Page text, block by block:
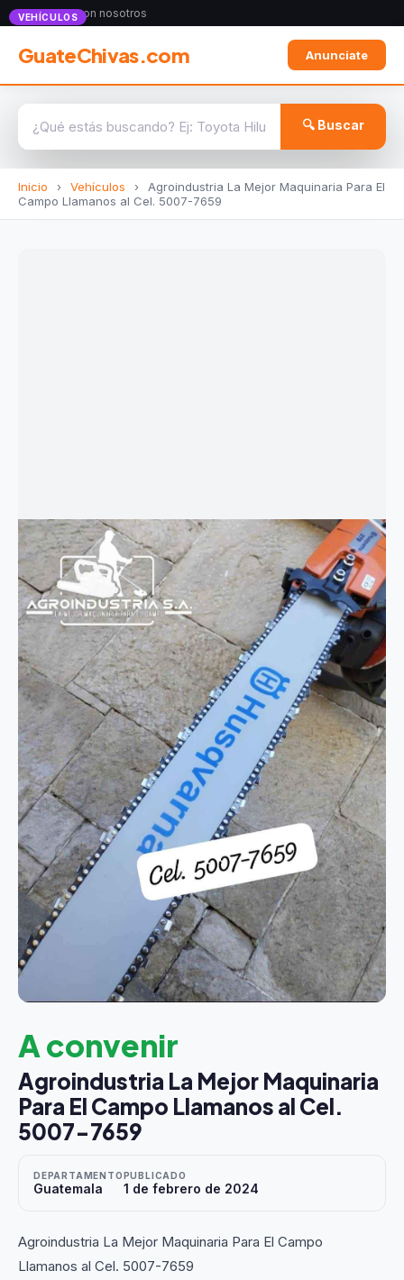
Anunciate con nosotros
GuateChivas.com Anunciate
🔍 Buscar
Inicio › Vehículos ›
Agroindustria La Mejor Maquinaria Para El
Campo Llamanos al Cel. 5007-7659
VEHÍCULOS
A convenir
Agroindustria La Mejor Maquinaria
Para El Campo Llamanos al Cel.
5007-7659
DEPARTAMENTO
Guatemala
PUBLICADO
1 de febrero de 2024
Agroindustria La Mejor Maquinaria Para El Campo
Llamanos al Cel. 5007-7659